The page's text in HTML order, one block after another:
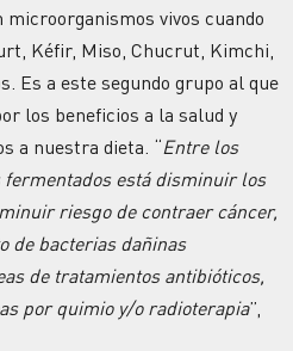
vivos cuando
Kéfir, Miso, Chucrut, Kimchi,
Es a este segundo grupo al que
los beneficios a la salud y
a nuestra dieta. “Entre los
está disminuir los
riesgo de contraer cáncer,
de bacterias dañinas
de tratamientos antibióticos,
por quimio y/o radioterapia”,